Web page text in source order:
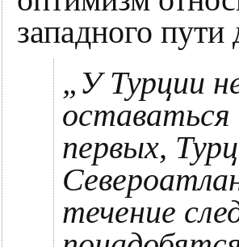
западного
„У Турции
первых,
течение